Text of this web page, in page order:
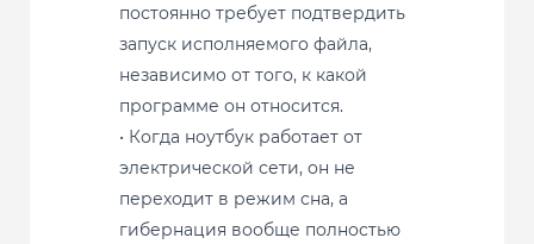
постоянно требует подтвердить
запуск исполняемого файла,
независимо от того, к какой
программе он относится.
• Когда ноутбук работает от
электрической сети, он не
переходит в режим сна, а
гибернация вообще полностью